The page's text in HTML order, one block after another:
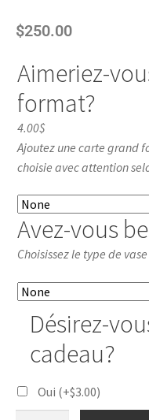
$250.00
Aimeriez-
format?
4.00$
Ajoutez une carte grand
choisie avec attention
Avez-vous
Choisissez le type de
Désirez-
cadeau?
Oui (+$3.00)